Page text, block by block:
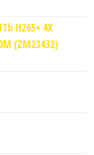
H265+ 4X
(ZM23432)